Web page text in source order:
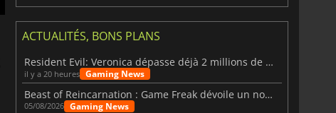
ACTUALITÉS, BONS PLANS
Resident Evil: Veronica dépasse déjà 2 millions de wishlists
il y a 20 heures Gaming News
Beast of Reincarnation : Game Freak dévoile un nouveau pari
05/08/2026 Gaming News